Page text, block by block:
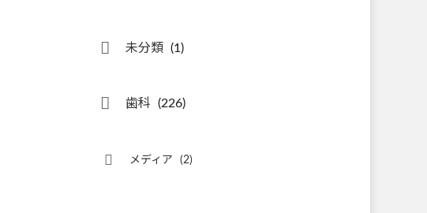
未分類 (1)
歯科 (226)
メディア (2)